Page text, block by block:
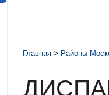
Главная > Районы